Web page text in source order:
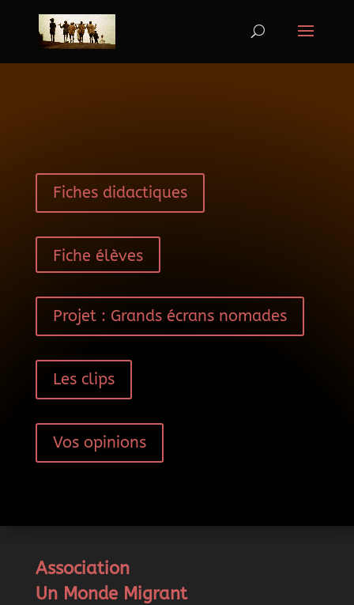
Fiches didactiques
Fiche élèves
Projet : Grands écrans nomades
Les clips
Vos opinions
Association
Un Monde Migrant